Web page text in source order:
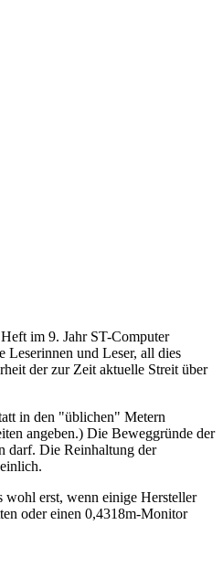
im 9. Jahr ST-Computer
Leserinnen und Leser, all dies
der zur Zeit aktuelle Streit über
in den "üblichen" Metern
angeben.) Die Beweggründe der
darf. Die Reinhaltung der
wohl erst, wenn einige Hersteller
oder einen 0,4318m-Monitor